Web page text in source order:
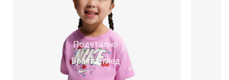
Подетално
Брз преглед